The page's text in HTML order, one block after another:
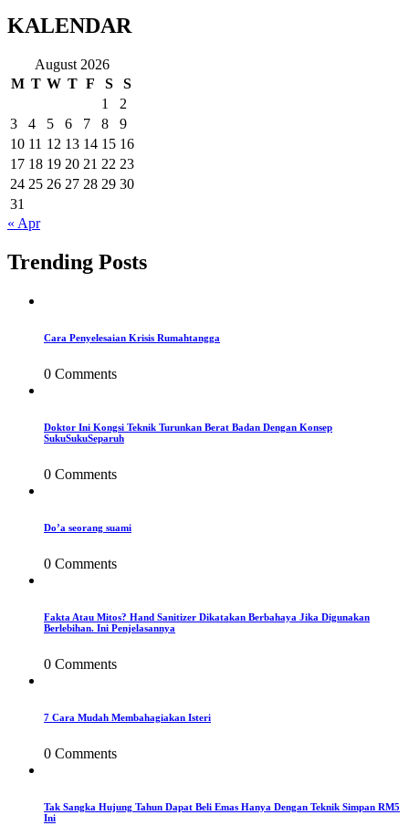
KALENDAR
August 2026
M T W T F S
S
1
2
3
4 5 6 7 8
9
10 11 12 13 14 15 16
17 18 19 20 21 22 23
24 25 26 27 28 29 30
31
« Apr
Trending Posts
Cara Penyelesaian Krisis Rumahtangga
0 Comments
Doktor Ini Kongsi Teknik Turunkan Berat Badan Dengan Konsep
SukuSukuSeparuh
0 Comments
Do’a seorang suami
0 Comments
Fakta Atau Mitos? Hand Sanitizer Dikatakan Berbahaya Jika Digunakan
Berlebihan. Ini Penjelasannya
0 Comments
7 Cara Mudah Membahagiakan Isteri
0 Comments
Tak Sangka Hujung Tahun Dapat Beli Emas Hanya Dengan Teknik Simpan RM5
Ini